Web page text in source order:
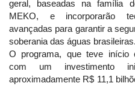
geral, baseadas na família
MEKO, e incorporarão
avançadas para garantir a
soberania das águas brasileiras.
O programa, que teve início
com um investimento
aproximadamente R$ 11,1